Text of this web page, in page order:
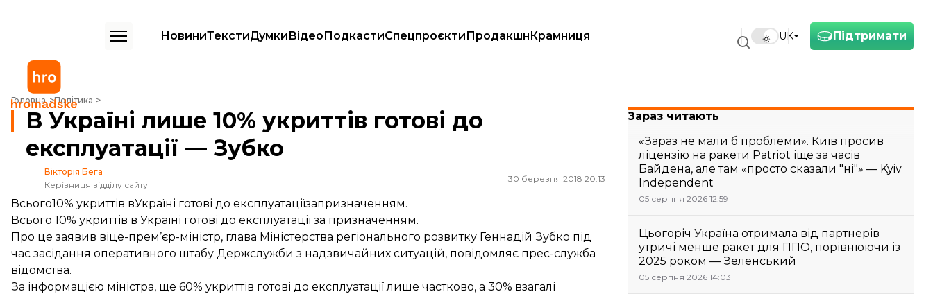
Підтримати
UK
НовиниТекстиДумкиВідеоПодкастиСпецпроєктиПродакшнКрамниця
Головна Політика
В Україні лише 10% укриттів готові до експлуатації — Зубко
В Україні лише 10% укриттів готові до
експлуатації — Зубко
Вікторія Бега
Керівниця відділу сайту
30 березня 2018 20:13
Всього10% укриттів вУкраїні готові до експлуатаціїзапризначенням.
Всього 10% укриттів в Україні готові до експлуатації за призначенням.
Про це заявив віце-прем’єр-міністр, глава Міністерства регіонального розвитку Геннадій Зубко під
час засідання оперативного штабу Держслужби з надзвичайних ситуацій, повідомляє прес-служба
відомства.
За інформацією міністра, ще 60% укриттів готові до експлуатації лише частково, а 30% взагалі
Зараз читають
«Зараз не мали б проблеми». Київ просив
ліцензію на ракети Patriot іще за часів
Байдена, але там «просто сказали "ні"» — Kyiv
Independent
05 серпня 2026 12:59
Цьогоріч Україна отримала від партнерів
утричі менше ракет для ППО, порівнюючи із
2025 роком — Зеленський
05 серпня 2026 14:03